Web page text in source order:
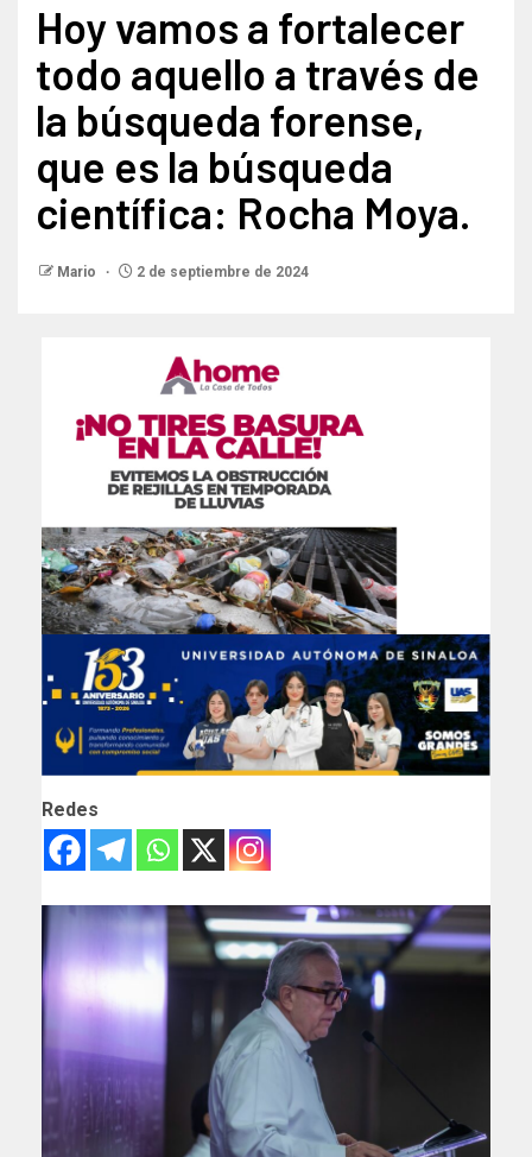
Hoy vamos a fortalecer
todo aquello a través de
la búsqueda forense,
que es la búsqueda
científica: Rocha Moya.
Mario 2 de septiembre de 2024
Redes